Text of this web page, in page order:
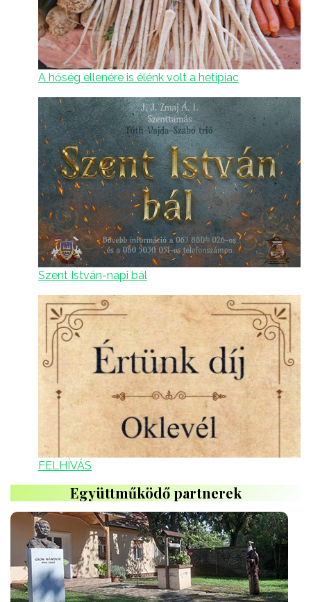
A hőség ellenére is élénk volt a hetipiac
Szent István-napi bál
FELHÍVÁS
Együttműködő partnerek